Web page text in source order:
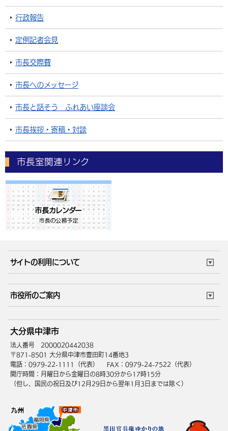
行政報告
定例記者会見
市長交際費
市長へのメッセージ
市長と話そう ふれあい座談会
市長挨拶・寄稿・対談
市長室関連リンク
サイトの利用について
サイトマップ
市役所のご案内
庁舎地図 組織案内
中津市へのアクセス
大分県中津市
法人番号 2000020442038
〒871-8501 大分県中津市豊田町14番地3
電話：0979-22-1111（代表）
FAX：0979-24-7522（代表）
開庁時間：月曜日から金曜日の8時30分から17時15分
（但し、国民の祝日及び12月29日から翌年1月3日までは除く）